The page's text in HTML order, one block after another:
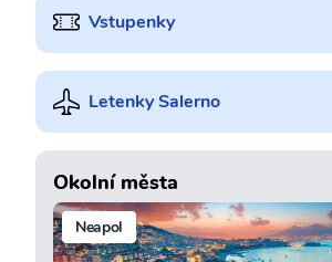
Vstupenky
Letenky Salerno
Okolní města
Neapol